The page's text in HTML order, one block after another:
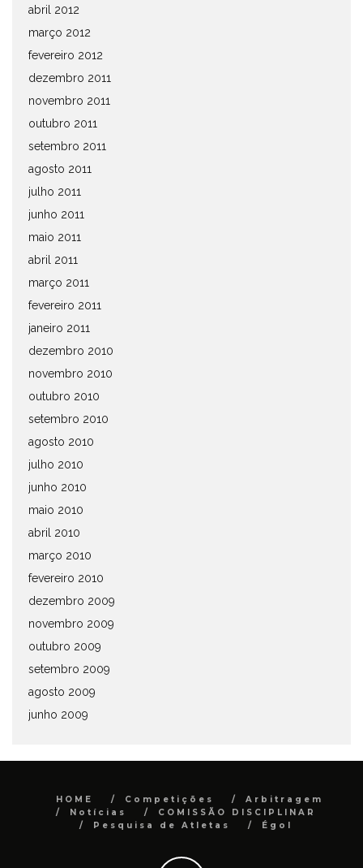
abril 2012
março 2012
fevereiro 2012
dezembro 2011
novembro 2011
outubro 2011
setembro 2011
agosto 2011
julho 2011
junho 2011
maio 2011
abril 2011
março 2011
fevereiro 2011
janeiro 2011
dezembro 2010
novembro 2010
outubro 2010
setembro 2010
agosto 2010
julho 2010
junho 2010
maio 2010
abril 2010
março 2010
fevereiro 2010
dezembro 2009
novembro 2009
outubro 2009
setembro 2009
agosto 2009
junho 2009
HOME Competições
Arbitragem
Notícias
COMISSÃO DISCIPLINAR
Pesquisa de Atletas
Égol